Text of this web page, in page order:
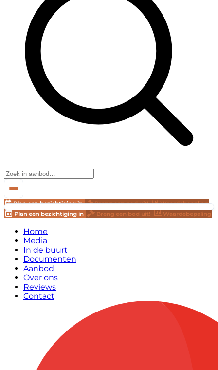
Plan een bezichtiging in Breng een bod uit!
Waardebepaling
Plan een bezichtiging in
Breng een bod uit! Waardebepaling
Home
Media
In de buurt
Documenten
Aanbod
Over ons
Reviews
Contact